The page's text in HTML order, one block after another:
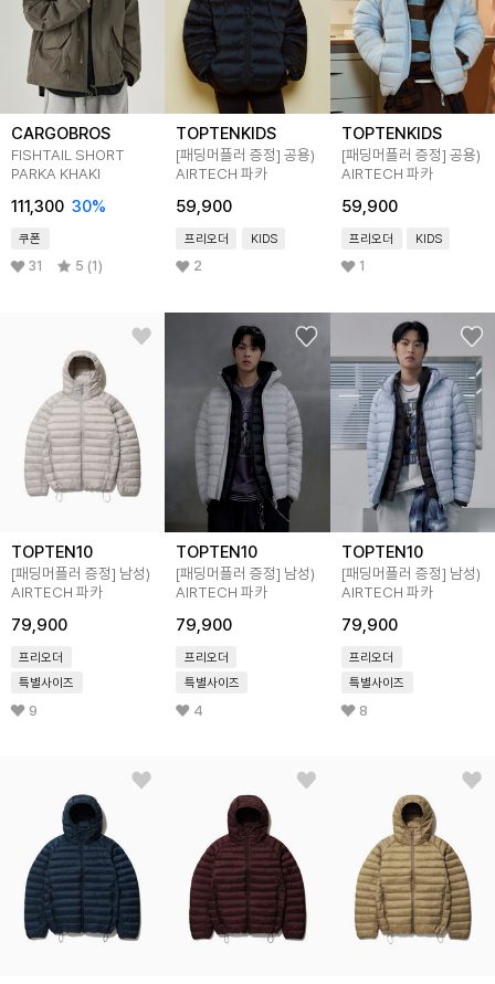
CARGOBROS
FISHTAIL SHORT
PARKA KHAKI
111,300 30%
쿠폰
31 5 (1)
TOPTENKIDS
[패딩머플러 증정]공용)
AIRTECH 파카
59,900
프리오더 KIDS
2
TOPTENKIDS
[패딩머플러 증정] 공용)
AIRTECH 파카
59,900
프리오더 KIDS
1
TOPTEN10
[패딩머플러 증정] 남성)
AIRTECH 파카
79,900
프리오더
특별사이즈
9
TOPTEN10
[패딩머플러 증정] 남성)
AIRTECH 파카
79,900
프리오더
특별사이즈
4
TOPTEN10
[패딩머플러 증정] 남성)
AIRTECH 파카
79,900
프리오더
특별사이즈
8